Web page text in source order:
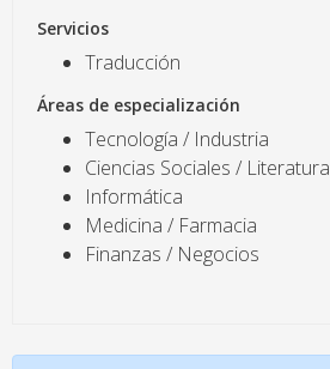
Servicios
Traducción
Áreas de especialización
Tecnología / Industria
Ciencias Sociales / Literatura
Informática
Medicina / Farmacia
Finanzas / Negocios